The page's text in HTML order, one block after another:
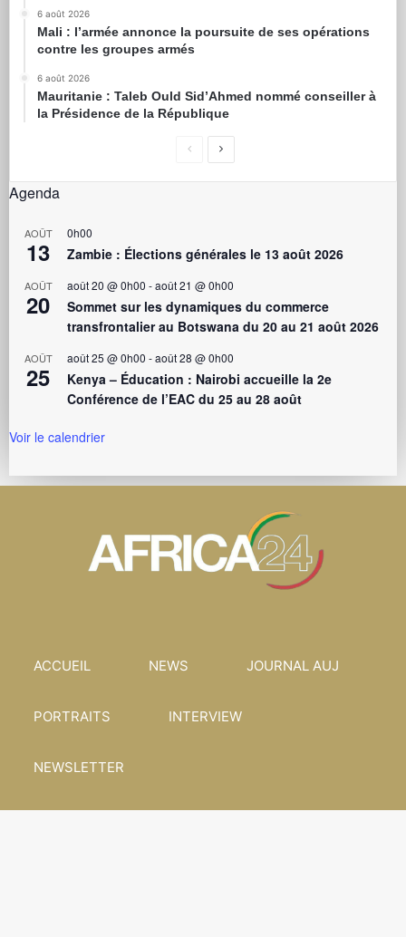
6 août 2026
Mali : l’armée annonce la poursuite de ses opérations
contre les groupes armés
6 août 2026
Mauritanie : Taleb Ould Sid’Ahmed nommé conseiller à
la Présidence de la République
Agenda
AOÛT
13
0h00
Zambie : Élections générales le 13 août 2026
AOÛT
20
août 20 @ 0h00 -août 21 @ 0h00
Sommet sur les dynamiques du commerce
transfrontalier au Botswana du 20 au 21 août 2026
AOÛT
25
août 25 @ 0h00 -août 28 @ 0h00
Kenya – Éducation : Nairobi accueille la 2e
Conférence de l’EAC du 25 au 28 août
Voir le calendrier
ACCUEIL NEWS JOURNAL AUJ
PORTRAITS INTERVIEW
NEWSLETTER